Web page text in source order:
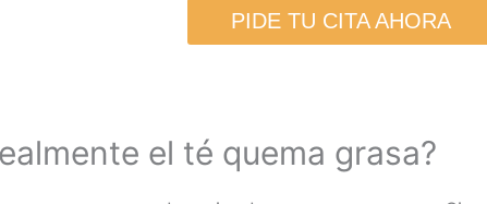
PIDE TU CITA AHORA
el té quema grasa?